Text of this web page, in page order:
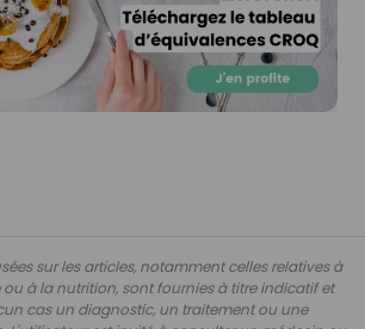
sur les articles, notamment celles relatives à
à la nutrition, sont fournies à titre indicatif et
cas un diagnostic, un traitement ou une